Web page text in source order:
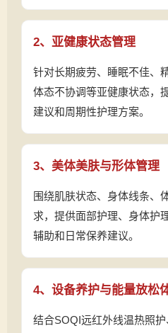
2、亚健康状态管理
针对长期疲劳、睡眠不佳、
体态不协调等亚健康状态，
建议和周期性护理方案。
3、美体美肤与形体管理
围绕肌肤状态、身体线条、
求，提供面部护理、身体护
辅助和日常保养建议。
4、设备养护与能量放松
结合SOQI远红外线温热照